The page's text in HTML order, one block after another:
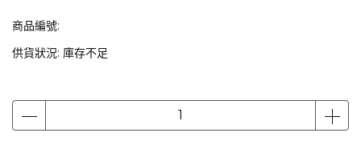
商品編號:
供貨狀況: 庫存不足